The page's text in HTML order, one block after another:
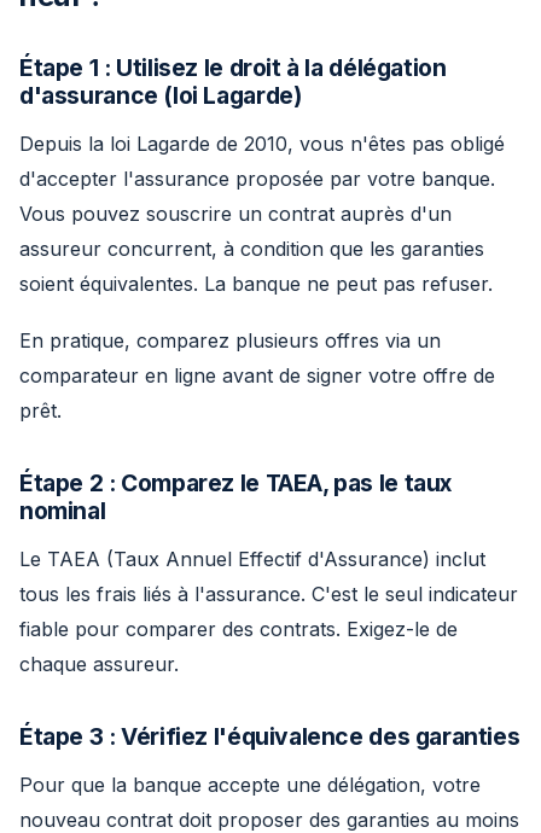
Étape 1 : Utilisez le droit à la délégation
d'assurance (loi Lagarde)
Depuis la loi Lagarde de 2010, vous n'êtes pas obligé
d'accepter l'assurance proposée par votre banque.
Vous pouvez souscrire un contrat auprès d'un
assureur concurrent, à condition que les garanties
soient équivalentes. La banque ne peut pas refuser.
En pratique, comparez plusieurs offres via un
comparateur en ligne avant de signer votre offre de
prêt.
Étape 2 : Comparez le TAEA, pas le taux
nominal
Le TAEA (Taux Annuel Effectif d'Assurance) inclut
tous les frais liés à l'assurance. C'est le seul indicateur
fiable pour comparer des contrats. Exigez-le de
chaque assureur.
Étape 3 : Vérifiez l'équivalence des garanties
Pour que la banque accepte une délégation, votre
nouveau contrat doit proposer des garanties au moins